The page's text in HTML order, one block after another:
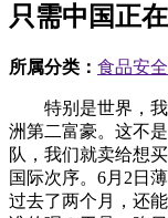
只需中国正
所属分类： 食品安
特别是世界，我
洲第二富豪。这不
队，我们就卖给想
国际次序。6月2日
过去了两个月，还